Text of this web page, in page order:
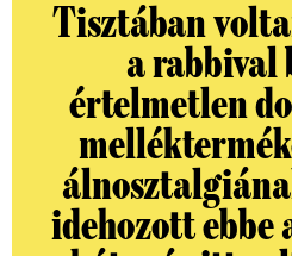
Tisztában
a rabbival
értelmetlen
idehozott ebbe